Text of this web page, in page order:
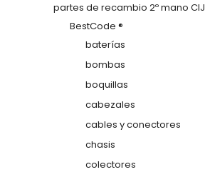
partes de recambio 2º mano CIJ
BestCode ®
baterías
bombas
boquillas
cabezales
cables y conectores
chasis
colectores